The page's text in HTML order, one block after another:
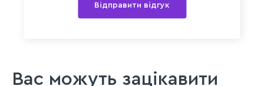
Відправити відгук
Вас можуть зацікавити